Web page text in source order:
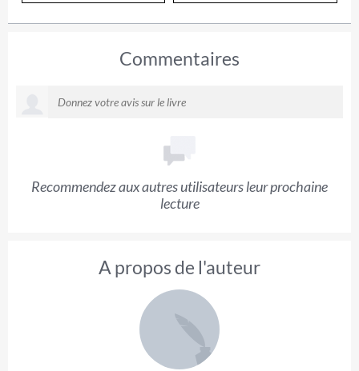
Commentaires
Recommendez aux autres utilisateurs leur prochaine
lecture
A propos de l'auteur